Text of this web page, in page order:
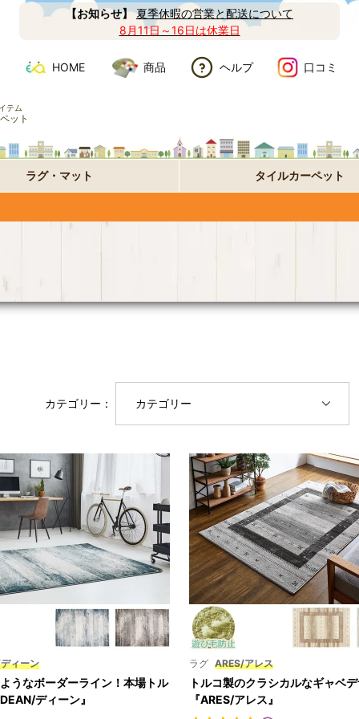
【お知らせ】 夏季休暇の営業と配送について
8月11日～16日は休業日
HOME 商品 ヘルプ 口コミ
テム
ット
ラグ・マット タイルカーペット
カテゴリー： カテゴリー
ィーン
うなボーダーライン！本場トル
ディーン』
ラグ ARES/アレス
トルコ製のクラシカルなギャベ
『ARES/アレス』